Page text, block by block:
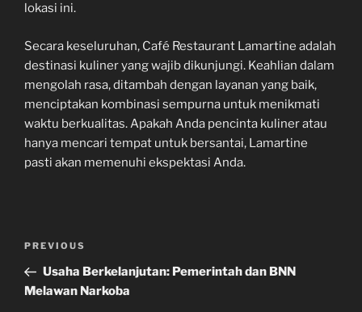
lokasi ini.
Secara keseluruhan, Café Restaurant Lamartine adalah
destinasi kuliner yang wajib dikunjungi. Keahlian dalam
mengolah rasa, ditambah dengan layanan yang baik,
menciptakan kombinasi sempurna untuk menikmati
waktu berkualitas. Apakah Anda pencinta kuliner atau
hanya mencari tempat untuk bersantai, Lamartine
pasti akan memenuhi ekspektasi Anda.
Navigasi
Previous
Post
PREVIOUS
Usaha Berkelanjutan: Pemerintah dan BNN
Melawan Narkoba